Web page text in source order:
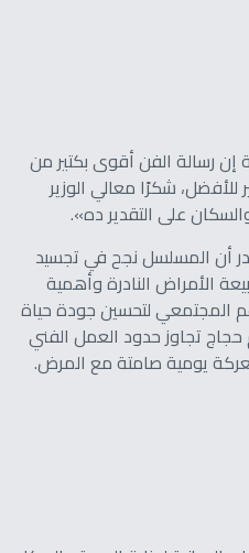
رسالة الفن أقوى بكتير من
شكرًا معالي الوزير
على التقدير ده».
أن المسلسل نجح في تجسيد
الأمراض النادرة وأهمية
المجتمعي لتحسين جودة حياة
تجاوز حدود العمل الفني
يومية صامتة مع المرض.